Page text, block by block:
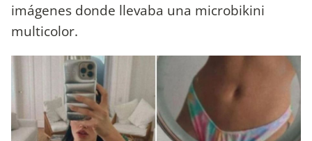
imágenes donde llevaba una microbikini
multicolor.